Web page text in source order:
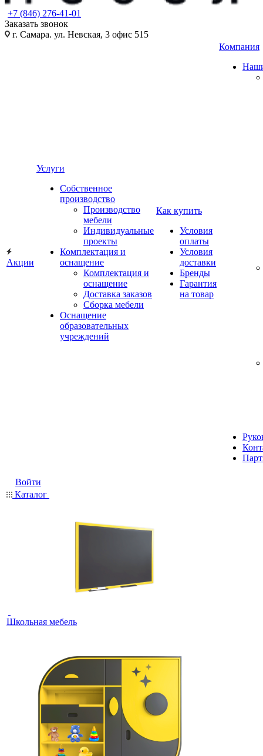
+7 (846) 276-41-01
Заказать звонок
г. Самара. ул. Невская, 3 офис 515
Акции
Услуги
Собственное
производство
Производство
мебели
Индивидуальные
проекты
Комплектация и
оснащение
Комплектация и
оснащение
Доставка заказов
Сборка мебели
Оснащение
образовательных
учреждений
Как купить
Условия
оплаты
Условия
доставки
Бренды
Гарантия
на товар
Компания
Войти
Каталог
Школьная мебель